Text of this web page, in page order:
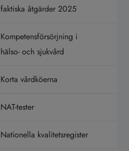
faktiska åtgärder 2025
Kompetensförsörjning i
hälso- och sjukvård
Korta vårdköerna
NAT-tester
Nationella kvalitetsregister